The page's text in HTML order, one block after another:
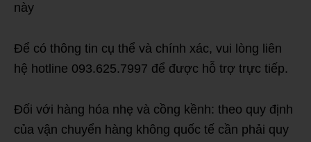
này
Để có thông tin cụ thể và chính xác, vui lòng liên
hệ hotline 093.625.7997 để được hỗ trợ trực tiếp.
Đối với hàng hóa nhẹ và cồng kềnh: theo quy định
của vận chuyển hàng không quốc tế cần phải quy